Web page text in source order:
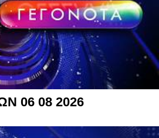
06 08 2026